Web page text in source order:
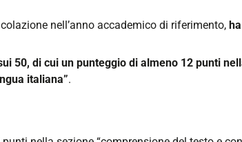
nell’anno accademico di riferimento,
50, di cui un punteggio di almeno 12 punti
italiana”.